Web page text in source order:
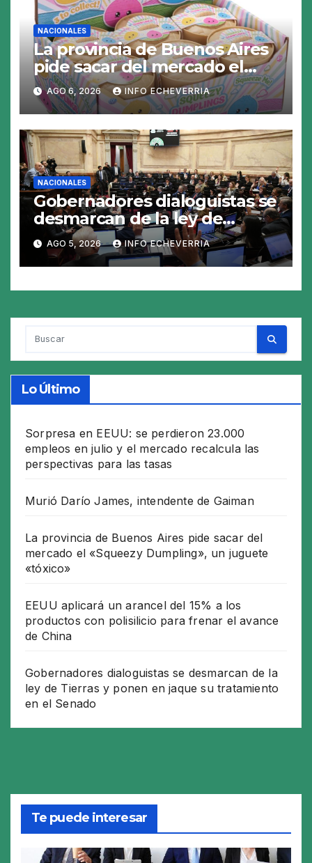
NACIONALES
La provincia de Buenos Aires
pide sacar del mercado el
«Squeezy Dumpling», un
juguete «tóxico»
AGO 6, 2026 INFO ECHEVERRIA
NACIONALES
Gobernadores dialoguistas se
desmarcan de la ley de
Tierras y ponen en jaque su
tratamiento en el Senado
AGO 5, 2026 INFO ECHEVERRIA
Lo Último
Sorpresa en EEUU: se perdieron 23.000
empleos en julio y el mercado recalcula las
perspectivas para las tasas
Murió Darío James, intendente de Gaiman
La provincia de Buenos Aires pide sacar del
mercado el «Squeezy Dumpling», un juguete
«tóxico»
EEUU aplicará un arancel del 15% a los
productos con polisilicio para frenar el avance
de China
Gobernadores dialoguistas se desmarcan de la
ley de Tierras y ponen en jaque su tratamiento
en el Senado
Te puede interesar